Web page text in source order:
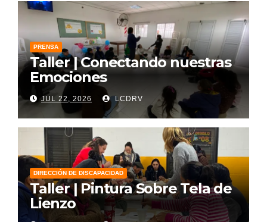
PRENSA
Taller | Conectando nuestras
Emociones
JUL 22, 2026 LCDRV
DIRECCIÓN DE DISCAPACIDAD
Taller | Pintura Sobre Tela de
Lienzo